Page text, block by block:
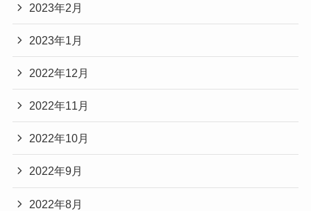
2023年2月
2023年1月
2022年12月
2022年11月
2022年10月
2022年9月
2022年8月